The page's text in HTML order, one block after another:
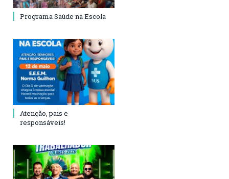
Programa Saúde na Escola
Atenção, pais e
responsáveis!